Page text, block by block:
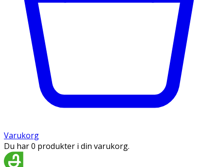
Varukorg
Du har 0 produkter i din varukorg.